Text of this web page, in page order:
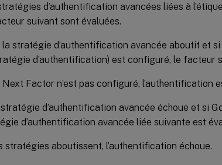
d’authentification avancées liées à
suivant sont évaluées.
la stratégie d’authentification avancée aboutit et
d’authentification) est configuré, le facteur
Next Factor n’est pas configuré, l’authentification
d’authentification avancée échoue et si
d’authentification avancée liée suivante est
stratégies aboutissent, l’authentification échoue.